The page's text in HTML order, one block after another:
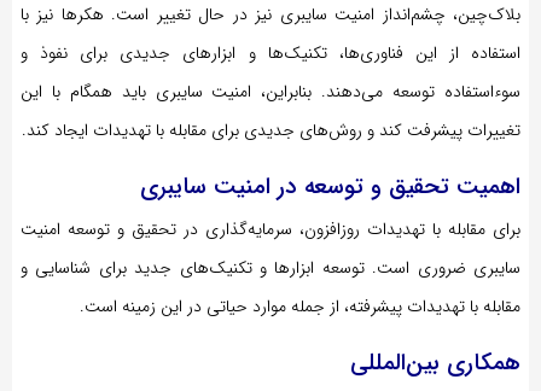
بلاک‌چین، چشم‌انداز امنیت سایبری نیز در حال تغییر است. هکرها نیز با
استفاده از این فناوری‌ها، تکنیک‌ها و ابزارهای جدیدی برای نفوذ و
سوءاستفاده توسعه می‌دهند. بنابراین، امنیت سایبری باید همگام با این
تغییرات پیشرفت کند و روش‌های جدیدی برای مقابله با تهدیدات ایجاد کند.
اهمیت تحقیق و توسعه در امنیت سایبری
برای مقابله با تهدیدات روزافزون، سرمایه‌گذاری در تحقیق و توسعه امنیت
سایبری ضروری است. توسعه ابزارها و تکنیک‌های جدید برای شناسایی و
مقابله با تهدیدات پیشرفته، از جمله موارد حیاتی در این زمینه است.
همکاری بین‌المللی